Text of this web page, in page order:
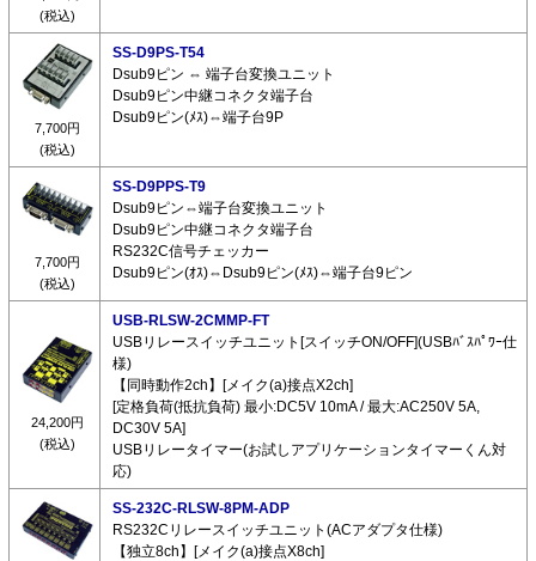
(税込)
7,700円
(税込)
SS-D9PS-T54
Dsub9ピン ⇔ 端子台変換ユニット
Dsub9ピン中継コネクタ端子台
Dsub9ピン(ﾒｽ)⇔端子台9P
7,700円
(税込)
SS-D9PPS-T9
Dsub9ピン⇔端子台変換ユニット
Dsub9ピン中継コネクタ端子台
RS232C信号チェッカー
Dsub9ピン(ｵｽ)⇔Dsub9ピン(ﾒｽ)⇔端子台9ピン
24,200円
(税込)
USB-RLSW-2CMMP-FT
USBリレースイッチユニット[スイッチON/OFF](USBﾊﾞｽﾊﾟﾜｰ仕
様)
【同時動作2ch】[メイク(a)接点X2ch]
[定格負荷(抵抗負荷) 最小:DC5V 10mA / 最大:AC250V 5A,
DC30V 5A]
USBリレータイマー(お試しアプリケーションタイマーくん対
応)
SS-232C-RLSW-8PM-ADP
RS232Cリレースイッチユニット(ACアダプタ仕様)
【独立8ch】[メイク(a)接点X8ch]